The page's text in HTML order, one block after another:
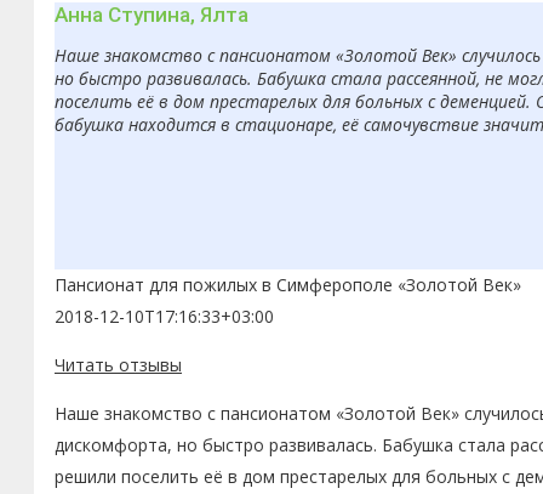
Анна Ступина, Ялта
Наше знакомство с пансионатом «Золотой Век»
но быстро развивалась. Бабушка стала рассеянной, не
поселить её в дом престарелых для больных с деменцией.
бабушка находится в стационаре, её самочувствие
Пансионат для пожилых в Симферополе «Золотой Век»
2018-12-10T17:16:33+03:00
Читать отзывы
Наше знакомство с пансионатом «Золотой Век»
дискомфорта, но быстро развивалась. Бабушка стала
решили поселить её в дом престарелых для больных с